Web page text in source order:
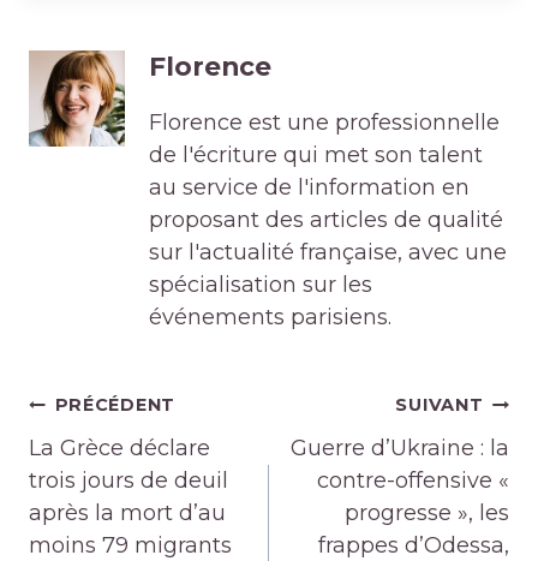
Florence
Florence est une professionnelle
de l'écriture qui met son talent
au service de l'information en
proposant des articles de qualité
sur l'actualité française, avec une
spécialisation sur les
événements parisiens.
Navigation
de
l’article
PRÉCÉDENT
La Grèce déclare
trois jours de deuil
après la mort d’au
moins 79 migrants
SUIVANT
Guerre d’Ukraine : la
contre-offensive «
progresse », les
frappes d’Odessa,